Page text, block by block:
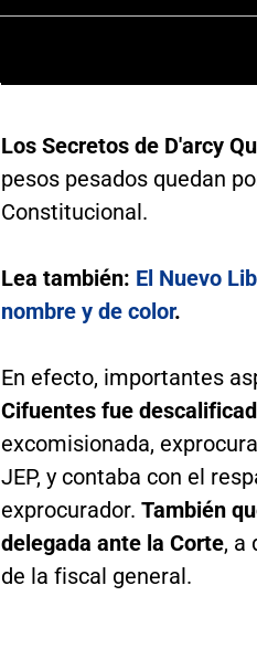
Los Secretos de D'arcy
pesos pesados quedan
Constitucional.
Lea también: El Nuevo
nombre y de color.
En efecto, importantes
Cifuentes fue
excomisionada,
JEP, y contaba con el
exprocurador. También
delegada ante la Corte, a
de la fiscal general.